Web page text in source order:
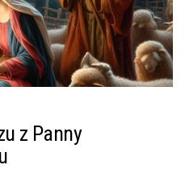
z Panny